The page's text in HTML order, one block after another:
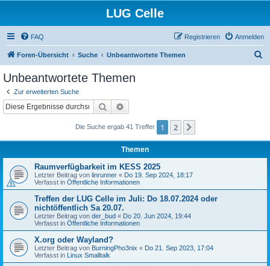
LUG Celle
FAQ Anmelden
Registrieren
Foren-Übersicht Suche Unbeantwortete Themen
Unbeantwortete Themen
Zur erweiterten Suche
Suche
Die Suche ergab 41 Treffer 1 2
Themen
Raumverfügbarkeit im KESS 2025
Letzter Beitrag von linrunner « Do 19. Sep 2024, 18:17
Verfasst in Öffentliche Informationen
Treffen der LUG Celle im Juli: Do 18.07.2024 oder
nichtöffentlich Sa 20.07.
Letzter Beitrag von der_bud « Do 20. Jun 2024, 19:44
Verfasst in Öffentliche Informationen
X.org oder Wayland?
Letzter Beitrag von BurningPho3nix « Do 21. Sep 2023, 17:04
Verfasst in Linux Smalltalk